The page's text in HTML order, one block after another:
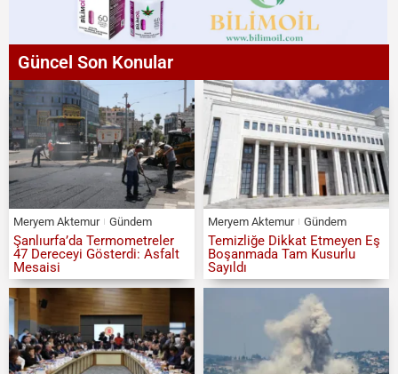
Güncel Son Konular
Meryem Aktemur Gündem
Şanlıurfa’da Termometreler
47 Dereceyi Gösterdi: Asfalt
Mesaisi
Meryem Aktemur Gündem
Temizliğe Dikkat Etmeyen Eş
Boşanmada Tam Kusurlu
Sayıldı